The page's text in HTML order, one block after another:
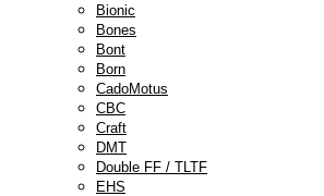
Bionic
Bones
Bont
Born
CadoMotus
CBC
Craft
DMT
Double FF / TLTF
EHS